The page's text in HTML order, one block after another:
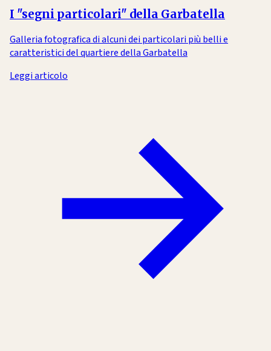
I "segni particolari" della Garbatella
Galleria fotografica di alcuni dei particolari più belli e
caratteristici del quartiere della Garbatella
Leggi articolo